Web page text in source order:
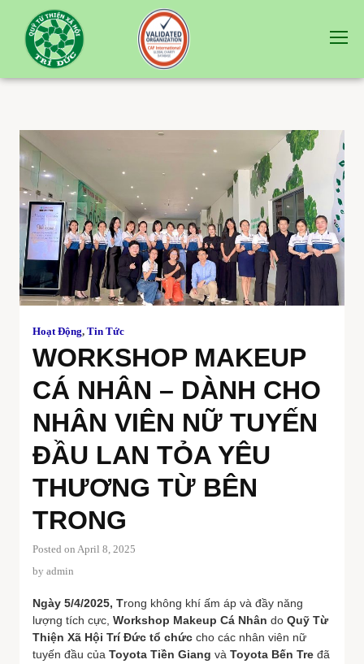
Hoạt Động, Tin Tức
WORKSHOP MAKEUP
CÁ NHÂN – DÀNH CHO
NHÂN VIÊN NỮ TUYẾN
ĐẦU LAN TỎA YÊU
THƯƠNG TỪ BÊN
TRONG
Posted on April 8, 2025
by admin
Ngày 5/4/2025, Trong không khí ấm áp và đầy năng
lượng tích cực, Workshop Makeup Cá Nhân do Quỹ Từ
Thiện Xã Hội Trí Đức tổ chức cho các nhân viên nữ
tuyến đầu của Toyota Tiền Giang và Toyota Bến Tre đã